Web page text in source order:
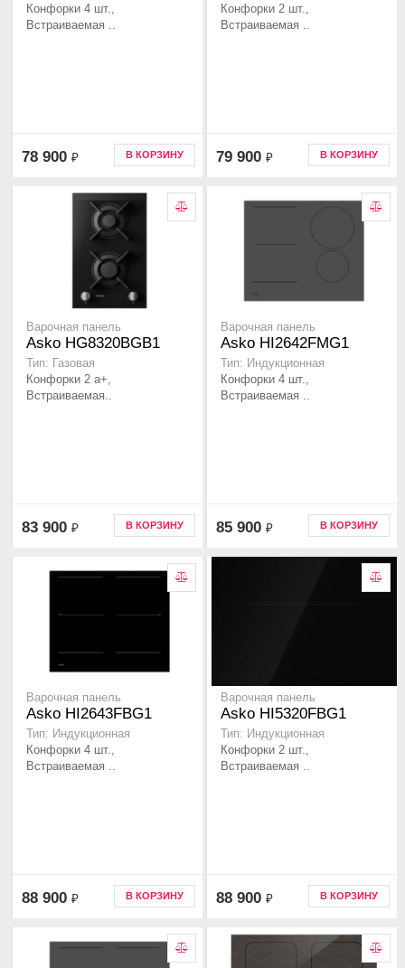
Конфорки 4 шт.,
Встраиваемая ..
78 900 ₽ В КОРЗИНУ
Конфорки 2 шт.,
Встраиваемая ..
79 900 ₽ В КОРЗИНУ
Варочная панель
Asko HG8320BGB1
Тип: Газовая
Конфорки 2 а+,
Встраиваемая..
83 900 ₽ В КОРЗИНУ
Варочная панель
Asko HI2642FMG1
Тип: Индукционная
Конфорки 4 шт.,
Встраиваемая ..
85 900 ₽ В КОРЗИНУ
Варочная панель
Asko HI2643FBG1
Тип: Индукционная
Конфорки 4 шт.,
Встраиваемая ..
88 900 ₽ В КОРЗИНУ
Варочная панель
Asko HI5320FBG1
Тип: Индукционная
Конфорки 2 шт.,
Встраиваемая ..
88 900 ₽ В КОРЗИНУ